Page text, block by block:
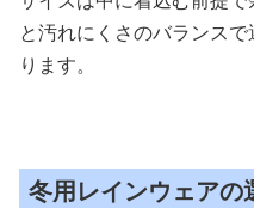
と汚れにくさのバランスで
ります。
冬用レインウェアの